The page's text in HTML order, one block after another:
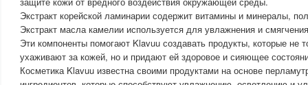
Экстракт корейской ламинарии содержит витамины и минералы,
Экстракт масла камелии используется для увлажнения и
Эти компоненты помогают Klavuu создавать продукты, которые не
ухаживают за кожей, но и придают ей здоровое и сияющее
Косметика Klavuu известна своими продуктами на основе